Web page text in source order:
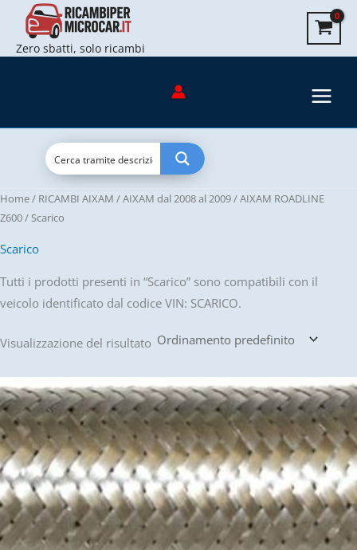
contenuto
Zero sbatti, solo ricambi
Home/ RICAMBI AIXAM /AIXAM dal 2008 al 2009/AIXAM ROADLINE
Z600/ Scarico
Scarico
Tutti i prodotti presenti in “Scarico” sono compatibili con il
veicolo identificato dal codice VIN: SCARICO.
Visualizzazione del risultato